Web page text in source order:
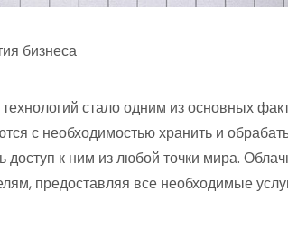
бизнеса
стало одним из основных
с необходимостью хранить и
к ним из любой точки мира.
предоставляя все необходимые